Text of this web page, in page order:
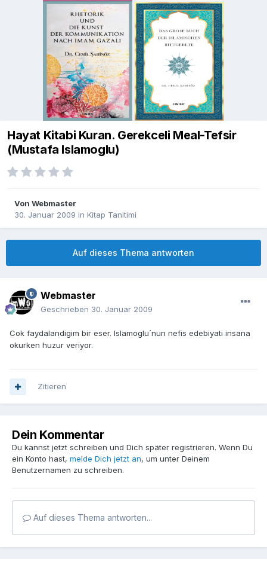
Hayat Kitabi Kuran. Gerekceli Meal-Tefsir
(Mustafa Islamoglu)
Von Webmaster
30. Januar 2009 in Kitap Tanitimi
Auf dieses Thema antworten
Webmaster
Geschrieben 30. Januar 2009
Cok faydalandigim bir eser. Islamoglu´nun nefis edebiyati insana
okurken huzur veriyor.
Zitieren
Dein Kommentar
Du kannst jetzt schreiben und Dich später registrieren. Wenn Du
ein Konto hast, melde Dich jetzt an, um unter Deinem
Benutzernamen zu schreiben.
Auf dieses Thema antworten...